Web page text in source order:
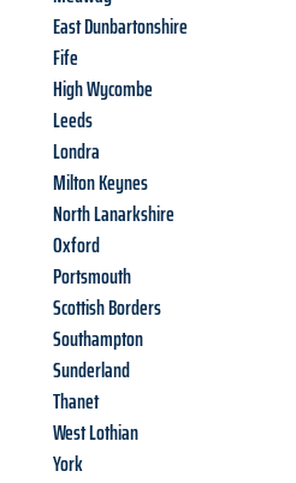
East Dunbartonshire
Fife
High Wycombe
Leeds
Londra
Milton Keynes
North Lanarkshire
Oxford
Portsmouth
Scottish Borders
Southampton
Sunderland
Thanet
West Lothian
York